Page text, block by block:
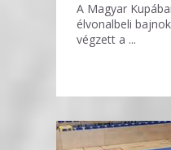
A Magyar
élvonalbeli
végzett a ...